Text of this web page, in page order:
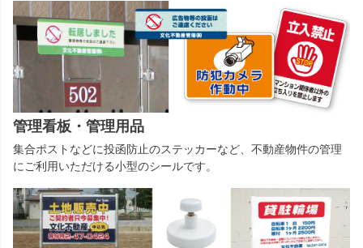
管理看板・管理用品
集合ポストなどに投函防止のステッカーなど、不動産物件の管理
にご利用いただける小型のシールです。